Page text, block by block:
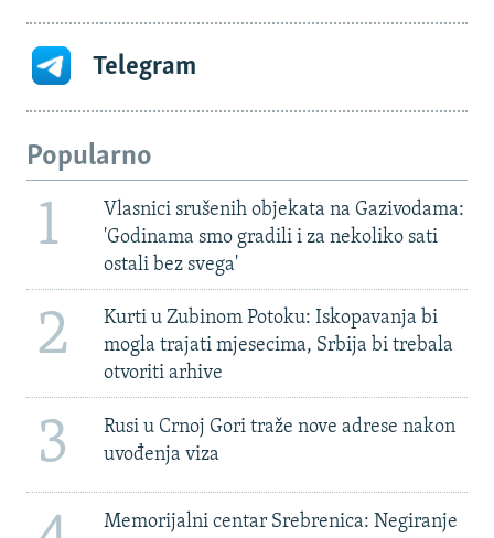
Telegram
Popularno
1
Vlasnici srušenih objekata na Gazivodama:
'Godinama smo gradili i za nekoliko sati
ostali bez svega'
2
Kurti u Zubinom Potoku: Iskopavanja bi
mogla trajati mjesecima, Srbija bi trebala
otvoriti arhive
3
Rusi u Crnoj Gori traže nove adrese nakon
uvođenja viza
Memorijalni centar Srebrenica: Negiranje